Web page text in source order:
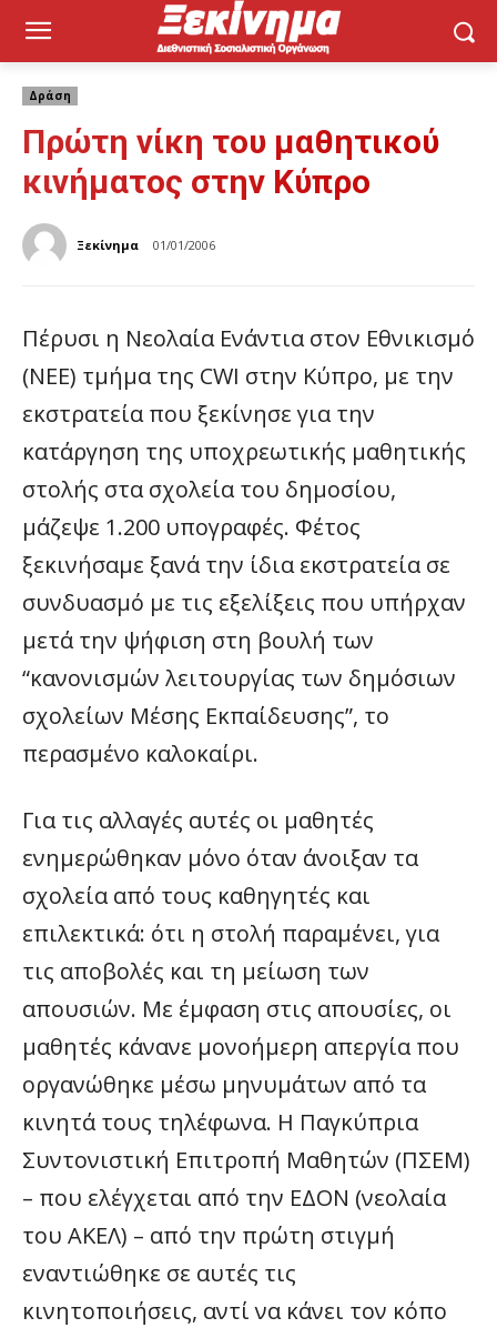
Δράση
Πρώτη νίκη του μαθητικού
κινήματος στην Κύπρο
Ξεκίνημα 01/01/2006
Πέρυσι η Νεολαία Ενάντια στον Εθνικισμό
(ΝΕΕ) τμήμα της CWI στην Κύπρο, με την
εκστρατεία που ξεκίνησε για την
κατάργηση της υποχρεωτικής μαθητικής
στολής στα σχολεία του δημοσίου,
μάζεψε 1.200 υπογραφές. Φέτος
ξεκινήσαμε ξανά την ίδια εκστρατεία σε
συνδυασμό με τις εξελίξεις που υπήρχαν
μετά την ψήφιση στη βουλή των
“κανονισμών λειτουργίας των δημόσιων
σχολείων Μέσης Εκπαίδευσης”, το
περασμένο καλοκαίρι.
Για τις αλλαγές αυτές οι μαθητές
ενημερώθηκαν μόνο όταν άνοιξαν τα
σχολεία από τους καθηγητές και
επιλεκτικά: ότι η στολή παραμένει, για
τις αποβολές και τη μείωση των
απουσιών. Με έμφαση στις απουσίες, οι
μαθητές κάνανε μονοήμερη απεργία που
οργανώθηκε μέσω μηνυμάτων από τα
κινητά τους τηλέφωνα. Η Παγκύπρια
Συντονιστική Επιτροπή Μαθητών (ΠΣΕΜ)
– που ελέγχεται από την ΕΔΟΝ (νεολαία
του ΑΚΕΛ) – από την πρώτη στιγμή
εναντιώθηκε σε αυτές τις
κινητοποιήσεις, αντί να κάνει τον κόπο